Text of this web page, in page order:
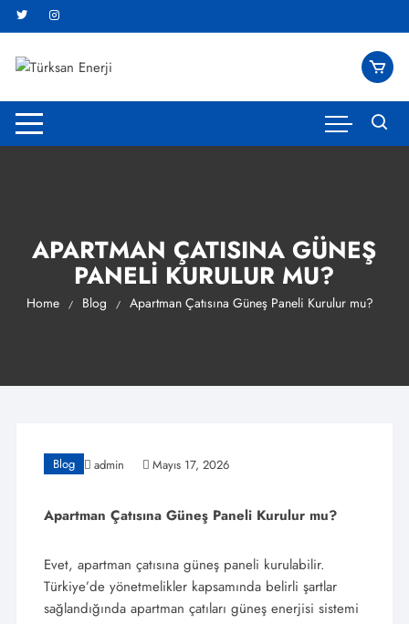
Skip
to
content
APARTMAN ÇATISINA GÜNEŞ
PANELI KURULUR MU?
Home Blog Apartman Çatısına Güneş Paneli Kurulur mu?
Blog admin Mayıs 17, 2026
Apartman Çatısına Güneş Paneli Kurulur mu?
Evet, apartman çatısına güneş paneli kurulabilir.
Türkiye’de yönetmelikler kapsamında belirli şartlar
sağlandığında apartman çatıları güneş enerjisi sistemi